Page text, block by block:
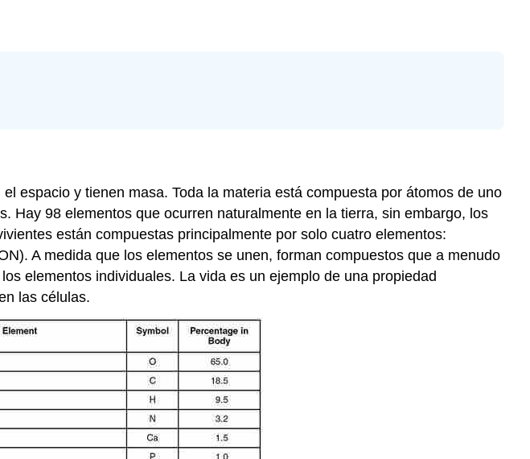
espacio y tienen masa. Toda la materia está compuesta por átomos de uno
98 elementos que ocurren naturalmente en la tierra, sin embargo, los
están compuestas principalmente por solo cuatro elementos:
A medida que los elementos se unen, forman compuestos que a menudo
elementos individuales. La vida es un ejemplo de una propiedad
las células.